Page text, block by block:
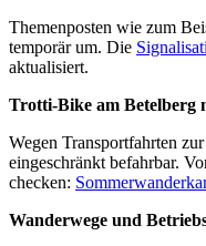
Themenposten wie zum
temporär um. Die
aktualisiert.
Trotti-Bike am Betelberg
Wegen Transportfahrten
eingeschränkt befahrbar.
checken:
Wanderwege und